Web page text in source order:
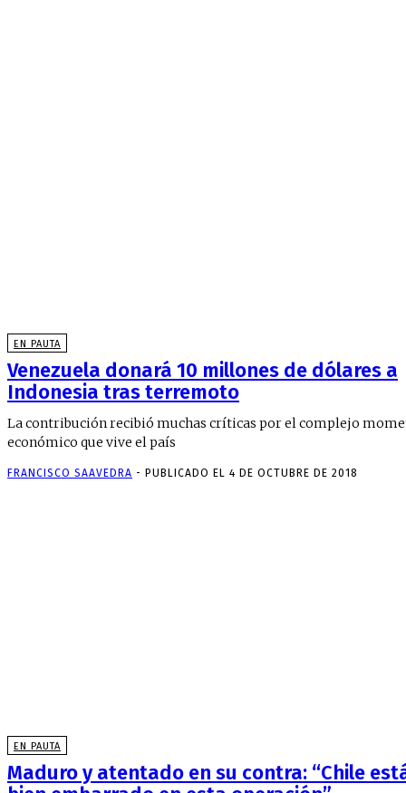
EN PAUTA
Venezuela donará 10 millones de dólares a
Indonesia tras terremoto
La contribución recibió muchas críticas por el complejo
económico que vive el país
FRANCISCO SAAVEDRA - PUBLICADO EL 4 DE OCTUBRE DE 2018
EN PAUTA
Maduro y atentado en su contra: “Chile